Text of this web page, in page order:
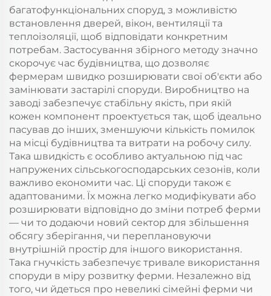
багатофункціональних споруд, з можливістю
встановлення дверей, вікон, вентиляції та
теплоізоляції, щоб відповідати конкретним
потребам. Застосування збірного методу значно
скорочує час будівництва, що дозволяє
фермерам швидко розширювати свої об'єкти або
замінювати застарілі споруди. Виробництво на
заводі забезпечує стабільну якість, при якій
кожен компонент проектується так, щоб ідеально
пасував до інших, зменшуючи кількість помилок
на місці будівництва та витрати на робочу силу.
Така швидкість є особливо актуальною під час
напружених сільськогосподарських сезонів, коли
важливо економити час. Ці споруди також є
адаптованими. Їх можна легко модифікувати або
розширювати відповідно до зміни потреб ферми
— чи то додаючи новий сектор для збільшення
обсягу зберігання, чи переплановуючи
внутрішній простір для іншого використання.
Така гнучкість забезпечує тривале використання
споруди в міру розвитку ферми. Незалежно від
того, чи йдеться про невеликі сімейні ферми чи